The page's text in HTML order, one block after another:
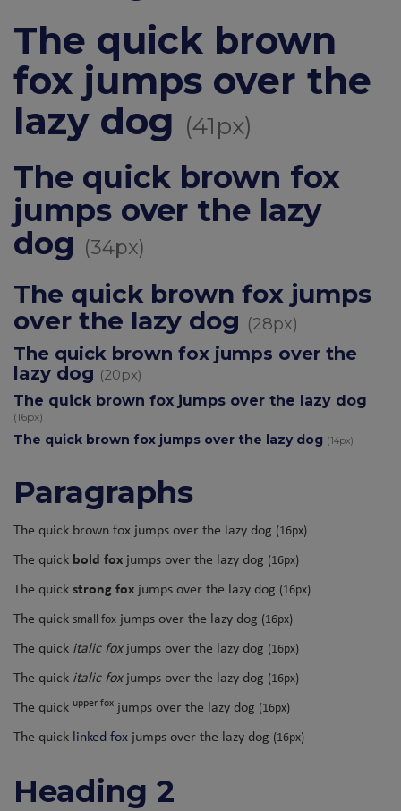
The quick brown
fox jumps over the
lazy dog (41px)
The quick brown fox
jumps over the lazy
dog (34px)
The quick brown fox jumps
over the lazy dog (28px)
The quick brown fox jumps over the
lazy dog (20px)
The quick brown fox jumps over the lazy dog
(16px)
The quick brown fox jumps over the lazy dog (14px)
Paragraphs
The quick brown fox jumps over the lazy dog (16px)
The quick bold fox jumps over the lazy dog (16px)
The quickstrong fox jumps over the lazy dog (16px)
The quick small fox jumps over the lazy dog (16px)
The quick italic foxjumps over the lazy dog (16px)
The quick italic foxjumps over the lazy dog (16px)
The quick upper fox jumps over the lazy dog (16px)
The quick linked fox jumps over the lazy dog (16px)
Heading 2